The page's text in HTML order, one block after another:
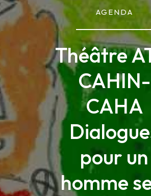
AGENDA
Théâtre
CAHIN-
CAHA
pour un
homme